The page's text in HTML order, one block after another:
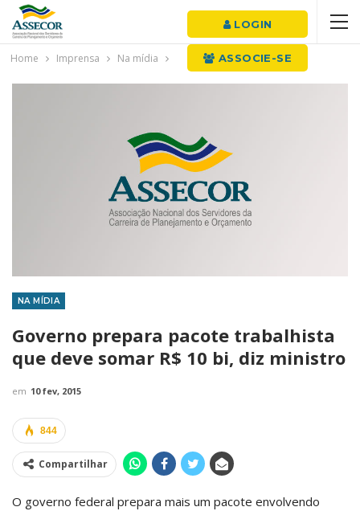
LOGIN
ASSOCIE-SE
Home Imprensa Na mídia
NA MÍDIA
Governo prepara pacote trabalhista
que deve somar R$ 10 bi, diz ministro
em 10 fev, 2015
844
Compartilhar
O governo federal prepara mais um pacote envolvendo